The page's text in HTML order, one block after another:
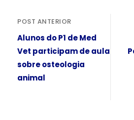
POST ANTERIOR
Alunos do P1 de Med
Vet participam de aula
sobre osteologia
animal